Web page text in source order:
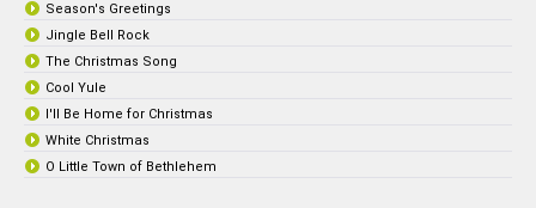
Season's Greetings
Jingle Bell Rock
The Christmas Song
Cool Yule
I'll Be Home for Christmas
White Christmas
O Little Town of Bethlehem